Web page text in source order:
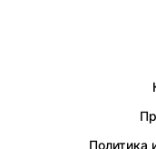
Политика